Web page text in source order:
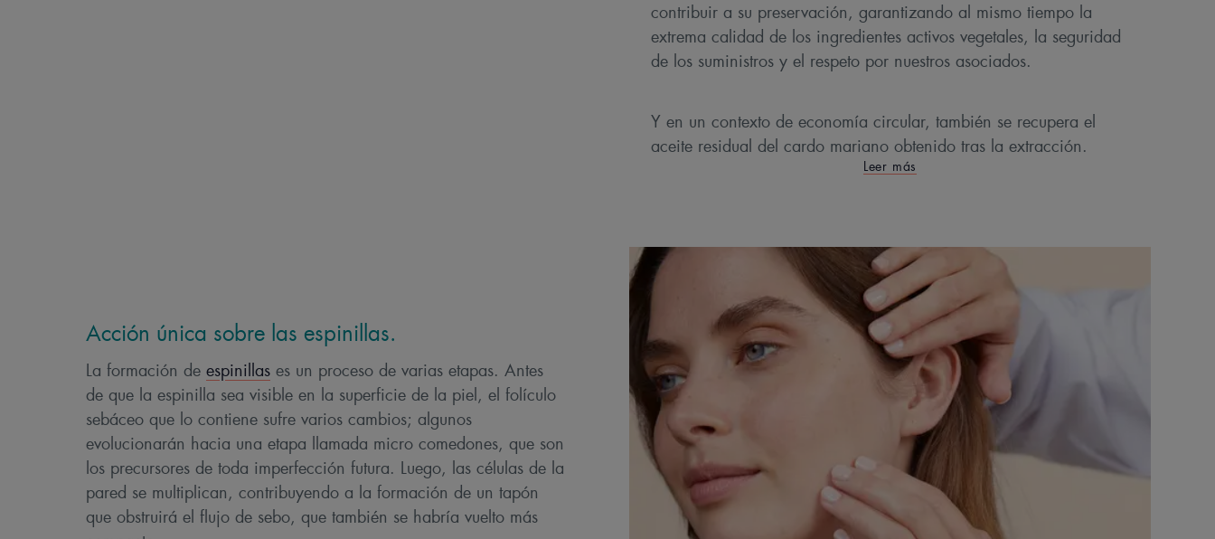
contribuir a su preservación, garantizando al mismo tiempo la
extrema calidad de los ingredientes activos vegetales, la seguridad
de los suministros y el respeto por nuestros asociados.
Y en un contexto de economía circular, también se recupera el
aceite residual del cardo mariano obtenido tras la extracción.
Leer más
Acción única sobre las espinillas.
La formación de espinillas es un proceso de varias etapas. Antes
de que la espinilla sea visible en la superficie de la piel, el folículo
sebáceo que lo contiene sufre varios cambios; algunos
evolucionarán hacia una etapa llamada micro comedones, que son
los precursores de toda imperfección futura. Luego, las células de la
pared se multiplican, contribuyendo a la formación de un tapón
que obstruirá el flujo de sebo, que también se habría vuelto más